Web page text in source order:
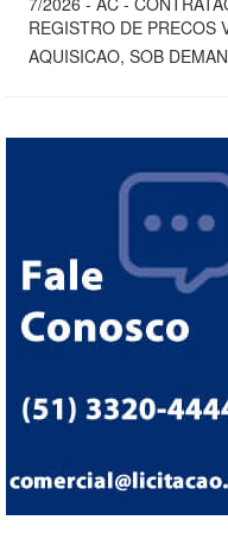
REGISTRO DE PRECOS
AQUISICAO, SOB